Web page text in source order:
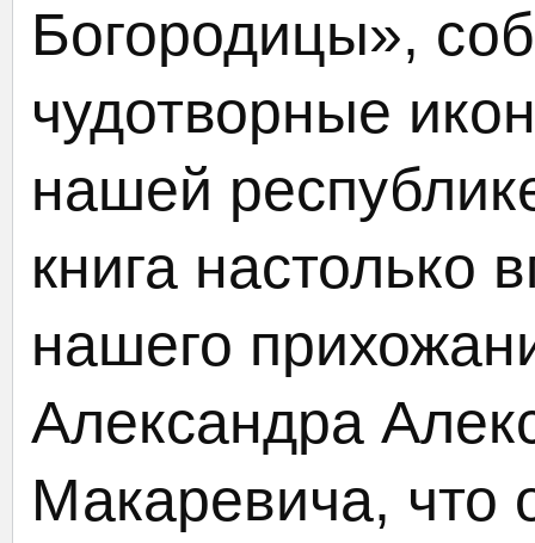
Богородицы»,
чудотворные
нашей
книга настолько
нашего
Александра
Макаревича, что